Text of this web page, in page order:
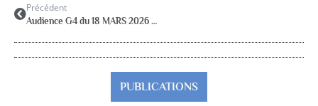
Précédent
Audience G4 du 18 MARS 2026 auprès du DGRH
PUBLICATIONS